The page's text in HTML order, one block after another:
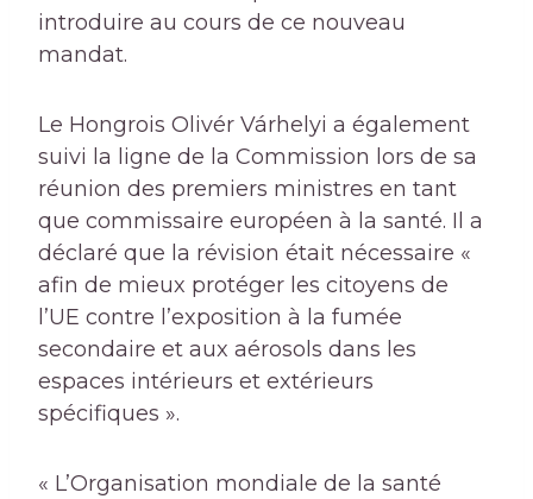
introduire au cours de ce nouveau
mandat.
Le Hongrois Olivér Várhelyi a également
suivi la ligne de la Commission lors de sa
réunion des premiers ministres en tant
que commissaire européen à la santé. Il a
déclaré que la révision était nécessaire «
afin de mieux protéger les citoyens de
l’UE contre l’exposition à la fumée
secondaire et aux aérosols dans les
espaces intérieurs et extérieurs
spécifiques ».
« L’Organisation mondiale de la santé